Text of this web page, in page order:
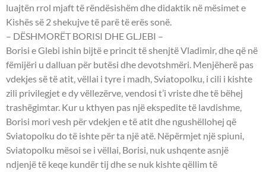
luajtën rrol mjaft të rëndësishëm dhe didaktik në mësimet e
Kishës së 2 shekujve të parë të erës sonë.
– DËSHMORËT BORISI DHE GLJEBI –
Borisi e Glebi ishin bijtë e princit të shenjtë Vladimir, dhe që në
fëmijëri u dalluan për butësi dhe devotshmëri. Menjëherë pas
vdekjes së të atit, vëllai i tyre i madh, Sviatopolku, i cili i kishte
zili privilegjet e dy vëllezërve, vendosi t’i vriste dhe të bëhej
trashëgimtar. Kur u kthyen pas një ekspedite të lavdishme,
Borisi mori vesh për vdekjen e të atit dhe ngushëllohej që
Sviatopolku do të ishte për ta një atë. Nëpërmjet një spiuni,
Sviatopolku mësoi se i vëllai, Borisi, nuk ushqente asnjë
ndjenjë të keqe kundër tij dhe se nuk kishte qëllim të